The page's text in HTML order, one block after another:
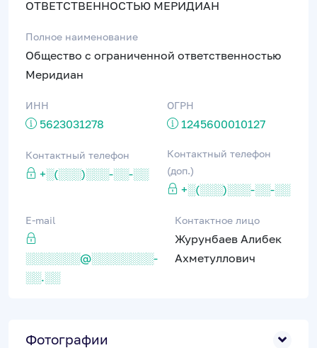
ОТВЕТСТВЕННОСТЬЮ МЕРИДИАН
Полное наименование
Общество с ограниченной ответственностью
Меридиан
ИНН
5623031278
ОГРН
1245600010127
Контактный телефон
+░(░░░)░░░-░░-░░
Контактный телефон
(доп.)
+░(░░░)░░░-░░-░░
E-mail
░░░░░░░@░░░░░░░░-
░░.░░
Контактное лицо
Журунбаев Алибек
Ахметуллович
Фотографии